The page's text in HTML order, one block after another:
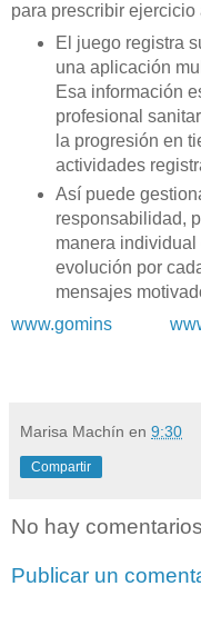
para prescribir
El juego registra
una aplicación
Esa información
profesional
la progresión en
actividades
Así puede
responsabilidad,
manera
evolución por
mensajes
www.gomins
Marisa Machín en 9:30
Compartir
No hay
Publicar un